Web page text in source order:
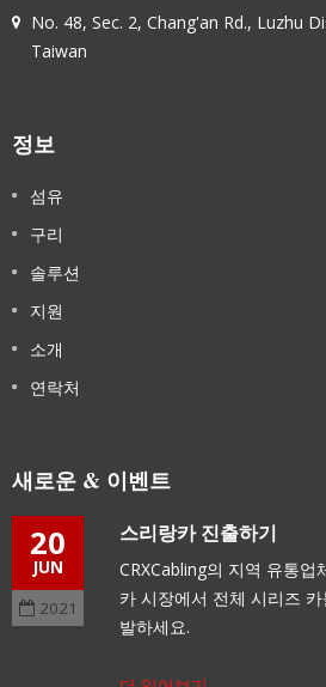
No. 48, Sec. 2, Chang'an Rd., Luzhu
Taiwan
정보
섬유
구리
솔루션
지원
소개
연락처
새로운 & 이벤트
20
JUN
2021
스리랑카 진출하기
CRXCabling의 지역 유통업
카 시장에서 전체 시리즈
발하세요.